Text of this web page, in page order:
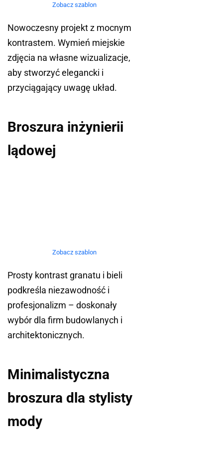
Zobacz szablon
Nowoczesny projekt z mocnym
kontrastem. Wymień miejskie
zdjęcia na własne wizualizacje,
aby stworzyć elegancki i
przyciągający uwagę układ.
Broszura inżynierii
lądowej
Zobacz szablon
Prosty kontrast granatu i bieli
podkreśla niezawodność i
profesjonalizm – doskonały
wybór dla firm budowlanych i
architektonicznych.
Minimalistyczna
broszura dla stylisty
mody